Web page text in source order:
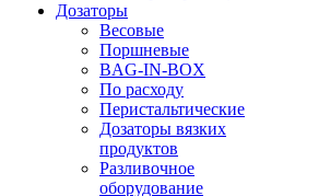
Дозаторы
Весовые
Поршневые
BAG-IN-BOX
По расходу
Перистальтические
Дозаторы вязких
продуктов
Разливочное
оборудование